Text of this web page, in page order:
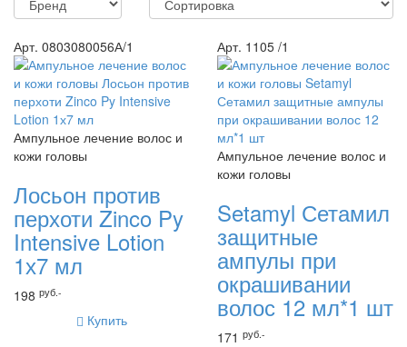
Арт. 0803080056А/1
Ампульное лечение волос и
кожи головы
Лосьон против
перхоти Zinco Py
Intensive Lotion
1х7 мл
198 руб.-
Купить
Арт. 1105 /1
Ампульное лечение волос и
кожи головы
Setamyl Сетамил
защитные
ампулы при
окрашивании
волос 12 мл*1 шт
171 руб.-